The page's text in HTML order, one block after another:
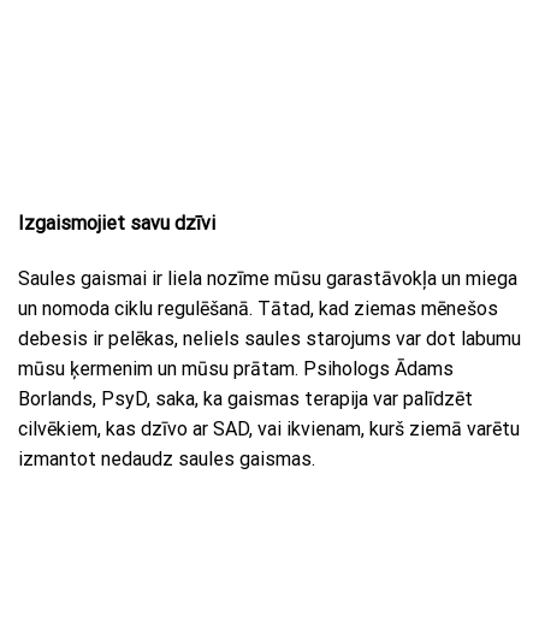
Izgaismojiet savu dzīvi
Saules gaismai ir liela nozīme mūsu garastāvokļa un miega
un nomoda ciklu regulēšanā. Tātad, kad ziemas mēnešos
debesis ir pelēkas, neliels saules starojums var dot labumu
mūsu ķermenim un mūsu prātam. Psihologs Ādams
Borlands, PsyD, saka, ka gaismas terapija var palīdzēt
cilvēkiem, kas dzīvo ar SAD, vai ikvienam, kurš ziemā varētu
izmantot nedaudz saules gaismas.